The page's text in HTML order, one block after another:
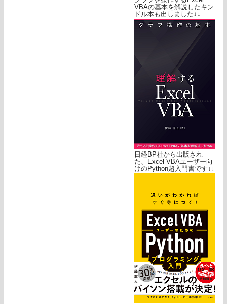
VBAの基本を解説したキン
ドル本も出しました↓↓
日経BP社から出版され
た、Excel VBAユーザー向
けのPython超入門書です↓↓